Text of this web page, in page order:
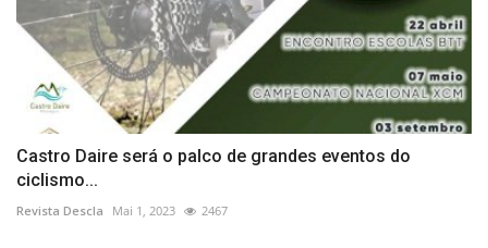
Castro Daire será o palco de grandes eventos do
ciclismo...
Revista Descla Mai 1, 2023 2467